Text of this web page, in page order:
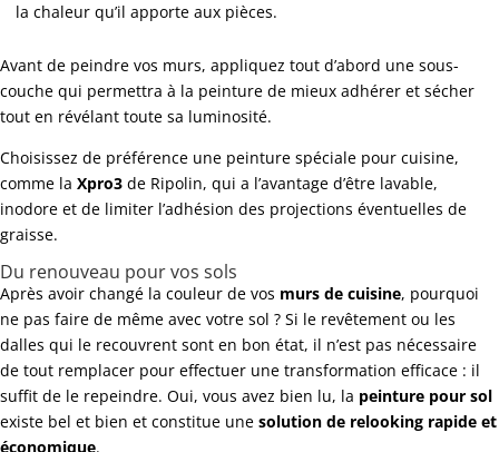
la chaleur qu’il apporte aux pièces.
Avant de peindre vos murs, appliquez tout d’abord une sous-
couche qui permettra à la peinture de mieux adhérer et sécher
tout en révélant toute sa luminosité.
Choisissez de préférence une peinture spéciale pour cuisine,
comme la Xpro3 de Ripolin, qui a l’avantage d’être lavable,
inodore et de limiter l’adhésion des projections éventuelles de
graisse.
Du renouveau pour vos sols
Après avoir changé la couleur de vos murs de cuisine, pourquoi
ne pas faire de même avec votre sol ? Si le revêtement ou les
dalles qui le recouvrent sont en bon état, il n’est pas nécessaire
de tout remplacer pour effectuer une transformation efficace : il
suffit de le repeindre. Oui, vous avez bien lu, la peinture pour sol
existe bel et bien et constitue une solution de relooking rapide et
économique.